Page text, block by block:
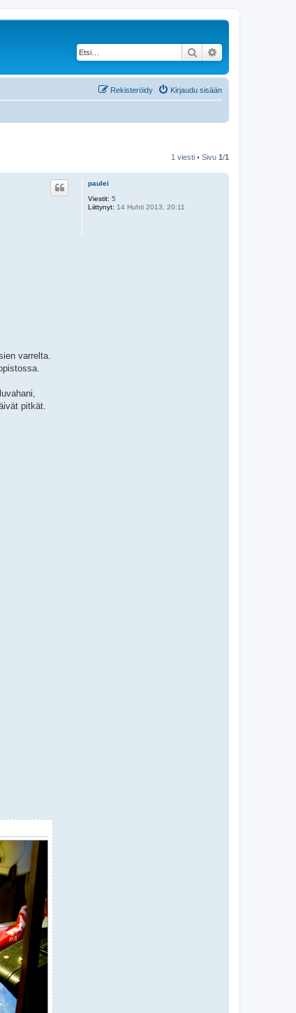
Etsi
Kirjaudu sisään
Rekisteröidy
1 viesti • Sivu 1/1
paulei
Viestit: 5
Liittynyt: 14 Huhti 2013, 20:11
varrelta.
pitkät.